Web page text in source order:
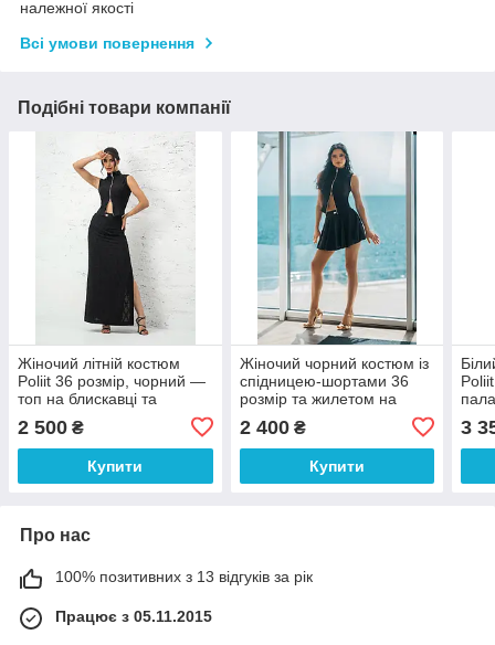
належної якості
Всі умови повернення
Подібні товари компанії
Жіночий літній костюм
Poliit 36 розмір, чорний —
топ на блискавці та
ажурною в’язкою
2 500 ₴
Купити
Жіночий чорний костюм із
спідницею-шортами 36
розмір та жилетом на
блискавці 36 розмір Poliit
2 400₴
Купити
3
Про нас
100% позитивних з 13 відгуків за рік
Працює з 05.11.2015